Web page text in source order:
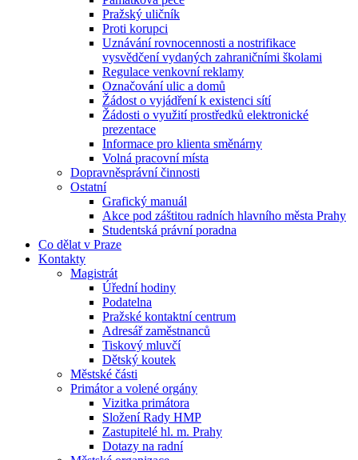
Pražský uličník
Proti korupci
Uznávání rovnocennosti a nostrifikace
vysvědčení vydaných zahraničními školami
Regulace venkovní reklamy
Označování ulic a domů
Žádost o vyjádření k existenci sítí
Žádosti o využití prostředků elektronické
prezentace
Informace pro klienta směnárny
Volná pracovní místa
Dopravněsprávní činnosti
Ostatní
Grafický manuál
Akce pod záštitou radních hlavního města Prahy
Studentská právní poradna
Co dělat v Praze
Kontakty
Magistrát
Úřední hodiny
Podatelna
Pražské kontaktní centrum
Adresář zaměstnanců
Tiskový mluvčí
Dětský koutek
Městské části
Primátor a volené orgány
Vizitka primátora
Složení Rady HMP
Zastupitelé hl. m. Prahy
Dotazy na radní